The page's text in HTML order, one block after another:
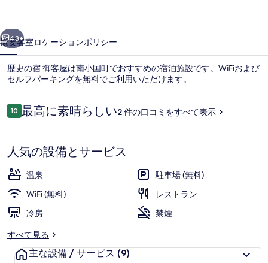
の
写
真
ャ
リ
ー
スパ
次へ
43+
概要客室ロケーションポリシー
歴史の宿 御客屋は南小国町でおすすめの宿泊施設です。WiFiおよび
セルフパーキングを無料でご利用いただけます。
口
コ
1010段階中10
最高に素晴らしい2 件の口コミをすべて表示
人気の設備とサービス
温泉
駐車場 (無料)
WiFi (無料)
レストラン
冷房
禁煙
すべて見る
主な設備 / サービス (9)